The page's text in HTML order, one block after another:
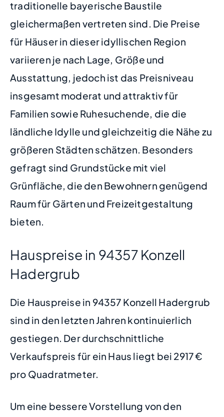
traditionelle bayerische Baustile
gleichermaßen vertreten sind. Die Preise
für Häuser in dieser idyllischen Region
variieren je nach Lage, Größe und
Ausstattung, jedoch ist das Preisniveau
insgesamt moderat und attraktiv für
Familien sowie Ruhesuchende, die die
ländliche Idylle und gleichzeitig die Nähe zu
größeren Städten schätzen. Besonders
gefragt sind Grundstücke mit viel
Grünfläche, die den Bewohnern genügend
Raum für Gärten und Freizeitgestaltung
bieten.
Hauspreise in 94357 Konzell
Hadergrub
Die Hauspreise in 94357 Konzell Hadergrub
sind in den letzten Jahren kontinuierlich
gestiegen. Der durchschnittliche
Verkaufspreis für ein Haus liegt bei 2917 €
pro Quadratmeter.
Um eine bessere Vorstellung von den